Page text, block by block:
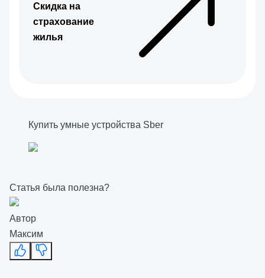
Скидка на
страхование
жилья
Купить умные устройства Sber
Статья была полезна?
Автор
Максим